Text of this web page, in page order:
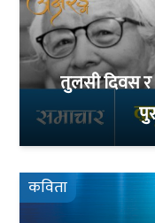
तुलसी दिवस र
कविता